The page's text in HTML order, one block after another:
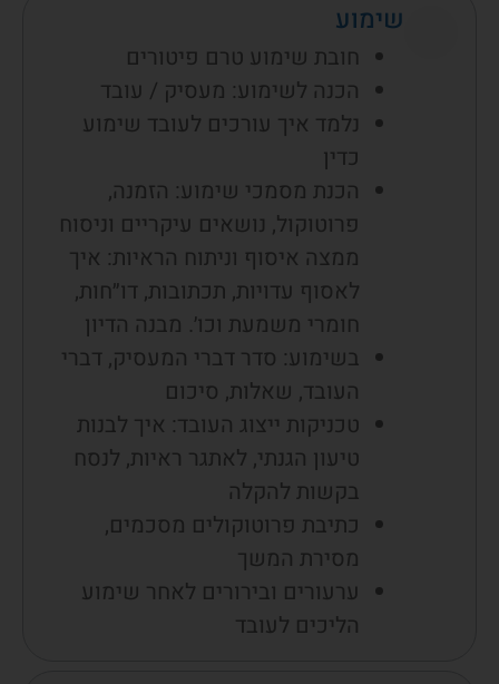
שימוע
חובת שימוע טרם פיטורים
הכנה לשימוע: מעסיק / עובד
נלמד איך עורכים לעובד שימוע
כדין
הכנת מסמכי שימוע: הזמנה,
פרוטוקול, נושאים עיקריים וניסוח
ממצה איסוף וניתוח הראיות: איך
לאסוף עדויות, תכתובות, דו״חות,
חומרי משמעת וכו׳. מבנה הדיון
בשימוע: סדר דברי המעסיק, דברי
העובד, שאלות, סיכום
טכניקות ייצוג העובד: איך לבנות
טיעון הגנתי, לאתגר ראיות, לנסח
בקשות להקלה
כתיבת פרוטוקולים מסכמים,
מסירת המשך
ערעורים ובירורים לאחר שימוע
הליכים לעובד